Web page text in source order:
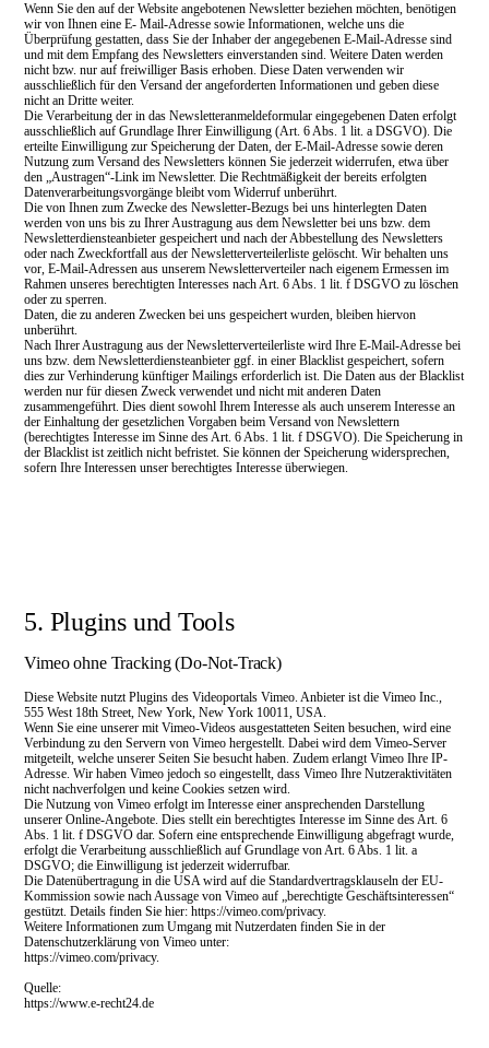
Wenn Sie den auf der Website angebotenen Newsletter beziehen möchten, benötigen
wir von Ihnen eine E- Mail-Adresse sowie Informationen, welche uns die
Überprüfung gestatten, dass Sie der Inhaber der angegebenen E-Mail-Adresse sind
und mit dem Empfang des Newsletters einverstanden sind. Weitere Daten werden
nicht bzw. nur auf freiwilliger Basis erhoben. Diese Daten verwenden wir
ausschließlich für den Versand der angeforderten Informationen und geben diese
nicht an Dritte weiter.
Die Verarbeitung der in das Newsletteranmeldeformular eingegebenen Daten erfolgt
ausschließlich auf Grundlage Ihrer Einwilligung (Art. 6 Abs. 1 lit. a DSGVO). Die
erteilte Einwilligung zur Speicherung der Daten, der E-Mail-Adresse sowie deren
Nutzung zum Versand des Newsletters können Sie jederzeit widerrufen, etwa über
den „Austragen“-Link im Newsletter. Die Rechtmäßigkeit der bereits erfolgten
Datenverarbeitungsvorgänge bleibt vom Widerruf unberührt.
Die von Ihnen zum Zwecke des Newsletter-Bezugs bei uns hinterlegten Daten
werden von uns bis zu Ihrer Austragung aus dem Newsletter bei uns bzw. dem
Newsletterdiensteanbieter gespeichert und nach der Abbestellung des Newsletters
oder nach Zweckfortfall aus der Newsletterverteilerliste gelöscht. Wir behalten uns
vor, E-Mail-Adressen aus unserem Newsletterverteiler nach eigenem Ermessen im
Rahmen unseres berechtigten Interesses nach Art. 6 Abs. 1 lit. f DSGVO zu löschen
oder zu sperren.
Daten, die zu anderen Zwecken bei uns gespeichert wurden, bleiben hiervon
unberührt.
Nach Ihrer Austragung aus der Newsletterverteilerliste wird Ihre E-Mail-Adresse bei
uns bzw. dem Newsletterdiensteanbieter ggf. in einer Blacklist gespeichert, sofern
dies zur Verhinderung künftiger Mailings erforderlich ist. Die Daten aus der Blacklist
werden nur für diesen Zweck verwendet und nicht mit anderen Daten
zusammengeführt. Dies dient sowohl Ihrem Interesse als auch unserem Interesse an
der Einhaltung der gesetzlichen Vorgaben beim Versand von Newslettern
(berechtigtes Interesse im Sinne des Art. 6 Abs. 1 lit. f DSGVO). Die Speicherung in
der Blacklist ist zeitlich nicht befristet. Sie können der Speicherung widersprechen,
sofern Ihre Interessen unser berechtigtes Interesse überwiegen.
5. Plugins und Tools
Vimeo ohne Tracking (Do-Not-Track)
Diese Website nutzt Plugins des Videoportals Vimeo. Anbieter ist die Vimeo Inc.,
555 West 18th Street, New York, New York 10011, USA.
Wenn Sie eine unserer mit Vimeo-Videos ausgestatteten Seiten besuchen, wird eine
Verbindung zu den Servern von Vimeo hergestellt. Dabei wird dem Vimeo-Server
mitgeteilt, welche unserer Seiten Sie besucht haben. Zudem erlangt Vimeo Ihre IP-
Adresse. Wir haben Vimeo jedoch so eingestellt, dass Vimeo Ihre Nutzeraktivitäten
nicht nachverfolgen und keine Cookies setzen wird.
Die Nutzung von Vimeo erfolgt im Interesse einer ansprechenden Darstellung
unserer Online-Angebote. Dies stellt ein berechtigtes Interesse im Sinne des Art. 6
Abs. 1 lit. f DSGVO dar. Sofern eine entsprechende Einwilligung abgefragt wurde,
erfolgt die Verarbeitung ausschließlich auf Grundlage von Art. 6 Abs. 1 lit. a
DSGVO; die Einwilligung ist jederzeit widerrufbar.
Die Datenübertragung in die USA wird auf die Standardvertragsklauseln der EU-
Kommission sowie nach Aussage von Vimeo auf „berechtigte Geschäftsinteressen“
gestützt. Details finden Sie hier: https://vimeo.com/privacy.
Weitere Informationen zum Umgang mit Nutzerdaten finden Sie in der
Datenschutzerklärung von Vimeo unter:
https://vimeo.com/privacy.
Quelle:
https://www.e-recht24.de